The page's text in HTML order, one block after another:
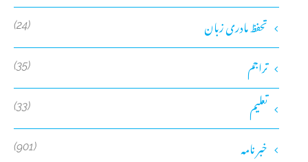
تحفظ مادری زبان (24)
تراجم (35)
تعلیم (33)
خبر نامہ (901)